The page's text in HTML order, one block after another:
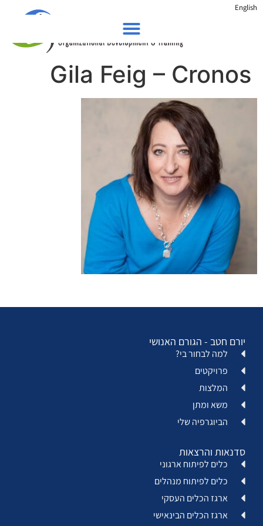
English
Gila Feig – Cronos
יורם חטב - הגורם האנושי
למה לבחור בי?
פרויקטים
המלצות
משא ומתן
הביוגרפיה שלי
סדנאות והרצאות
כלים לפיתוח ארגוני
כלים לפיתוח מנהלים
ארגז הכלים העסקי
ארגז הכלים הבינאישי